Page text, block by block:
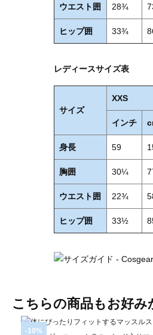
ウエスト囲 28¾
ヒップ囲 33¾
レディースサイズ表
サイズ
XXS
インチ
身長 59
胸囲 30¼
ウエスト囲 22¾
ヒップ囲 33½
こちらの商品もお好
-10%